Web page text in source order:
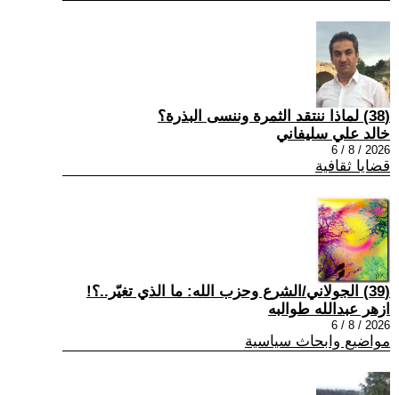
(38) لماذا ننتقد الثمرة وننسى البذرة؟
خالد علي سليفاني
2026 / 8 / 6
قضايا ثقافية
(39) الجولاني/الشرع وحزب الله: ما الذي تغيّر..؟!
ازهر عبدالله طوالبه
2026 / 8 / 6
مواضيع وابحاث سياسية